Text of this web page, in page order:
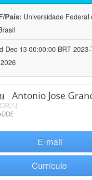
País: Universidade Federal
Dec 13 00:00:00 BRT
Antonio Jose
E-mail
Currículo